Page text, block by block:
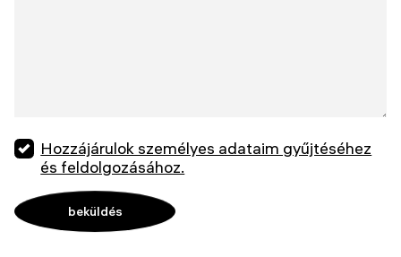
Hozzájárulok személyes adataim gyűjtéséhez
és feldolgozásához.